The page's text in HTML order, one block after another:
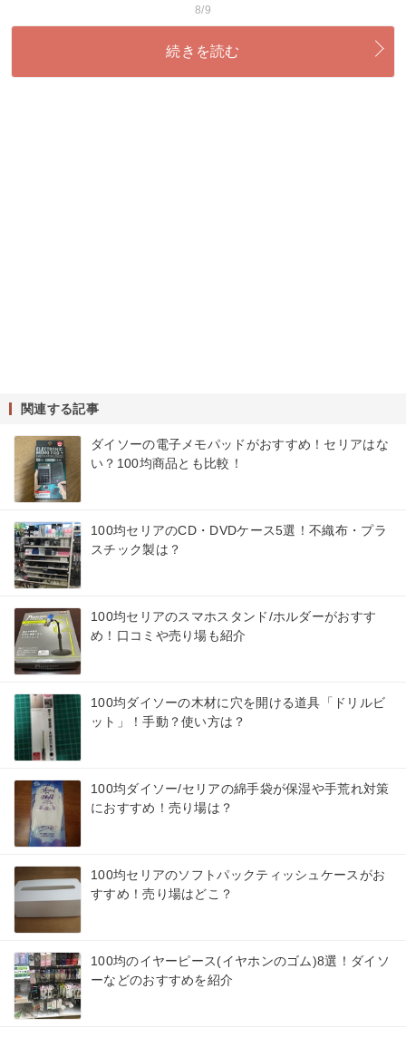
8/9
続きを読む
関連する記事
ダイソーの電子メモパッドがおすすめ！セリアはな
い？100均商品とも比較！
100均セリアのCD・DVDケース5選！不織布・プラ
スチック製は？
100均セリアのスマホスタンド/ホルダーがおすす
め！口コミや売り場も紹介
100均ダイソーの木材に穴を開ける道具「ドリルビ
ット」！手動？使い方は？
100均ダイソー/セリアの綿手袋が保湿や手荒れ対策
におすすめ！売り場は？
100均セリアのソフトパックティッシュケースがお
すすめ！売り場はどこ？
100均のイヤーピース(イヤホンのゴム)8選！ダイソ
ーなどのおすすめを紹介